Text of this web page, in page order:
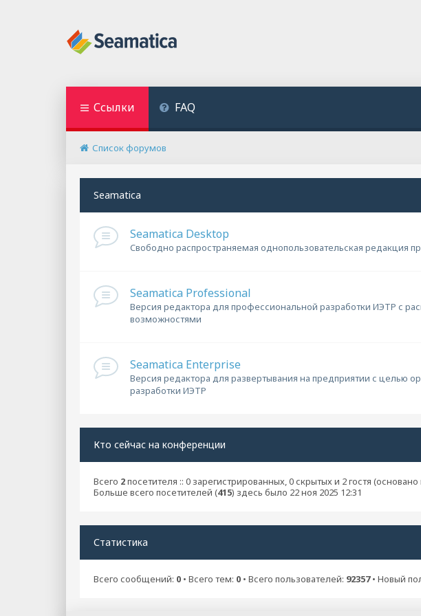
Ссылки FAQ
Список форумов
Seamatica
Seamatica Desktop
Cвободно распространяемая однопользовательская редакция
Seamatica Professional
Версия редактора для профессиональной разработки ИЭТР с
возможностями
Seamatica Enterprise
Версия редактора для развертывания на предприятии с целью
разработки ИЭТР
Кто сейчас на конференции
Всего 2посетителя :: 0 зарегистрированных, 0 скрытых и 2 гостя
Больше всего посетителей (415) здесь было 22 ноя 2025 12:31
Статистика
Всего сообщений: 0 • Всего тем: 0 • Всего пользователей: 92357• Новый